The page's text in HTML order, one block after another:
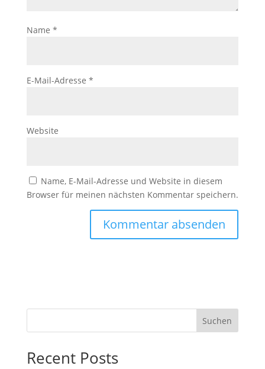
Name *
E-Mail-Adresse *
Website
Name, E-Mail-Adresse und Website in diesem
Browser für meinen nächsten Kommentar speichern.
Suchen
Recent Posts